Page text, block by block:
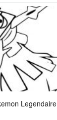
Legendaire